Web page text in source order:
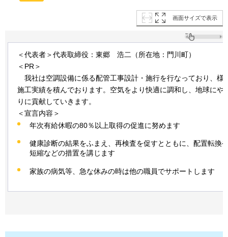
画面サイズで表示
＜代表者＞代表取締役：東郷 浩二（所在地：門川町）
＜PR＞
我社は空調設備に係る配管工事設計・施行を行なっており、様
施工実績を積んでおります。空気をより快適に調和し、地球にや
りに貢献していきます。
＜宣言内容＞
年次有給休暇の80％以上取得の促進に努めます
健康診断の結果をふまえ、再検査を促すとともに、配置転換
短縮などの措置を講じます
家族の病気等、急な休みの時は他の職員でサポートします